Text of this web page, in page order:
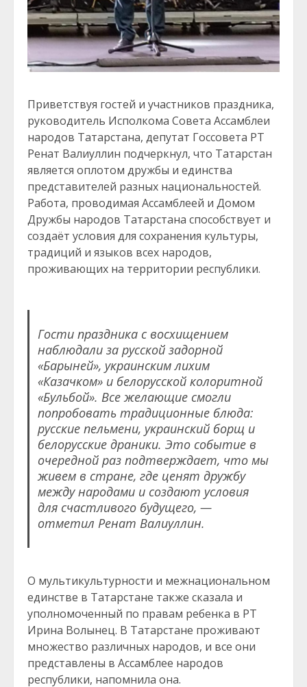
Приветствуя гостей и участников праздника,
руководитель Исполкома Совета Ассамблеи
народов Татарстана, депутат Госсовета РТ
Ренат Валиуллин подчеркнул, что Татарстан
является оплотом дружбы и единства
представителей разных национальностей.
Работа, проводимая Ассамблеей и Домом
Дружбы народов Татарстана способствует и
создаёт условия для сохранения культуры,
традиций и языков всех народов,
проживающих на территории республики.
Гости праздника с восхищением
наблюдали за русской задорной
«Барыней», украинским лихим
«Казачком» и белорусской колоритной
«Бульбой». Все желающие смогли
попробовать традиционные блюда:
русские пельмени, украинский борщ и
белорусские драники. Это событие в
очередной раз подтверждает, что мы
живем в стране, где ценят дружбу
между народами и создают условия
для счастливого будущего, —
отметил Ренат Валиуллин.
О мультикультурности и межнациональном
единстве в Татарстане также сказала и
уполномоченный по правам ребенка в РТ
Ирина Волынец. В Татарстане проживают
множество различных народов, и все они
представлены в Ассамблее народов
республики, напомнила она.